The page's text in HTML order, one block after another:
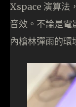
Xspace 演算法
音效。不論是電
內槍林彈雨的環